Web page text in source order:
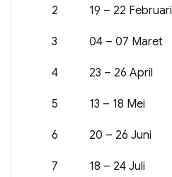
2 19 – 22 Februari
3 04 – 07 Maret
4 23 – 26 April
5 13 – 18 Mei
6 20 – 26 Juni
7 18 – 24 Juli